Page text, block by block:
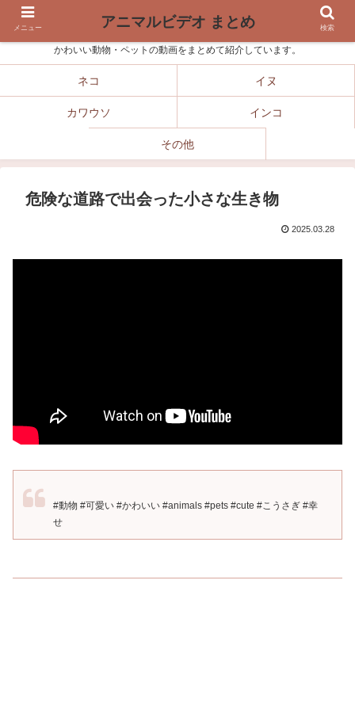
かわいい動物・ペットの動画をまとめて紹介しています。
ネコ イヌ
カワウソ インコ
その他
危険な道路で出会った小さな生き物
2025.03.28
#動物 #可愛い #かわいい #animals #pets #cute #こうさぎ #幸
せ
メニュー アニマルビデオ まとめ 検索